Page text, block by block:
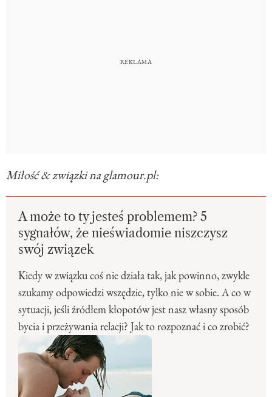
Miłość & związki na glamour.pl:
A może to ty jesteś problemem? 5
sygnałów, że nieświadomie niszczysz
swój związek
Kiedy w związku coś nie działa tak, jak powinno, zwykle
szukamy odpowiedzi wszędzie, tylko nie w sobie. A co w
sytuacji, jeśli źródłem kłopotów jest nasz własny sposób
bycia i przeżywania relacji? Jak to rozpoznać i co zrobić?